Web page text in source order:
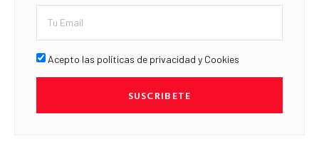
Acepto las políticas de privacidad y Cookies
SUSCRIBETE